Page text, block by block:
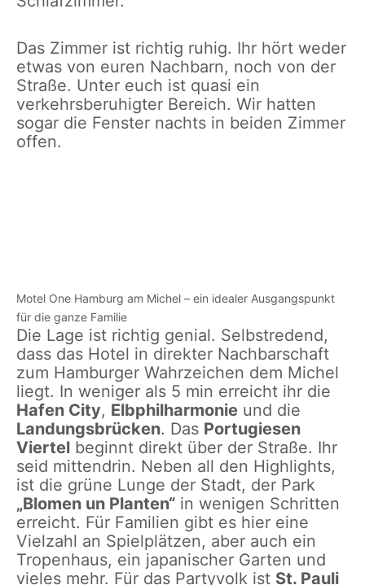
Das Zimmer ist richtig ruhig. Ihr hört weder
etwas von euren Nachbarn, noch von der
Straße. Unter euch ist quasi ein
verkehrsberuhigter Bereich. Wir hatten
sogar die Fenster nachts in beiden Zimmer
offen.
Motel One Hamburg am Michel – ein idealer Ausgangspunkt
für die ganze Familie
Die Lage ist richtig genial. Selbstredend,
dass das Hotel in direkter Nachbarschaft
zum Hamburger Wahrzeichen dem Michel
liegt. In weniger als 5 min erreicht ihr die
Hafen City, Elbphilharmonie und die
Landungsbrücken. Das Portugiesen
Viertel beginnt direkt über der Straße. Ihr
seid mittendrin. Neben all den Highlights,
ist die grüne Lunge der Stadt, der Park
„Blomen un Planten“ in wenigen Schritten
erreicht. Für Familien gibt es hier eine
Vielzahl an Spielplätzen, aber auch ein
Tropenhaus, ein japanischer Garten und
vieles mehr. Für das Partyvolk ist St. Pauli